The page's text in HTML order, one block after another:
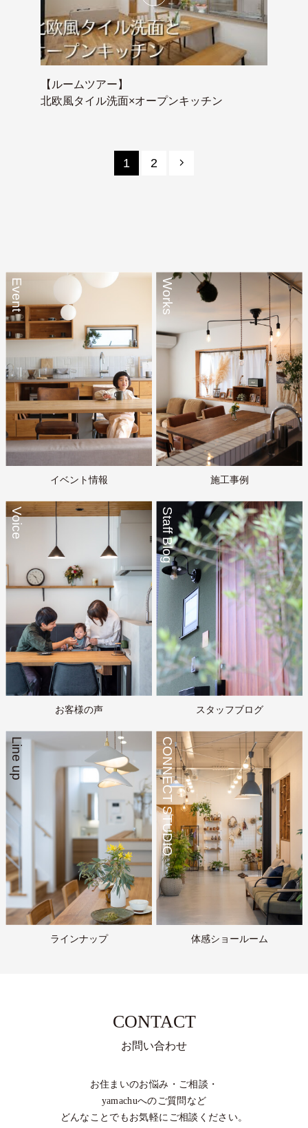
【ルームツアー】
北欧風タイル洗面×オープンキッチン
1 2
Event
イベント情報
Works
施工事例
Voice
お客様の声
Staff Blog
スタッフブログ
Line up
ラインナップ
CONNECT STUDIO
体感ショールーム
CONTACT
お問い合わせ
お住まいのお悩み・ご相談・
yamachuへのご質問など
どんなことでもお気軽にご相談ください。